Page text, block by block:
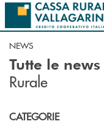
Salta al contenuto principale
NEWS
Tutte le news
Rurale
CATEGORIE